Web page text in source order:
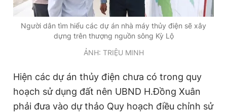
Người dân tìm hiểu các dự án nhà máy thủy điện sẽ xây
dựng trên thượng nguồn sông Kỳ Lộ
ẢNH: TRIỆU MINH
Hiện các dự án thủy điện chưa có trong quy
hoạch sử dụng đất nên UBND H.Đồng Xuân
phải đưa vào dự thảo Quy hoạch điều chỉnh sử